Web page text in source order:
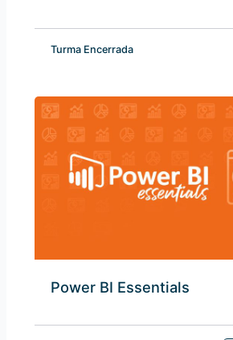
Turma Encerrada
Power BI Essentials